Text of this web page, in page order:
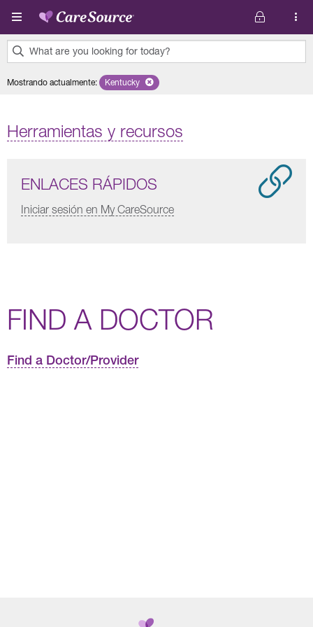
Pasar al contenido principal
What are you looking for today?
results
Mostrando actualmente: Remove selected state 'Kentucky'
Kentucky
Herramientas y recursos
ENLACES RÁPIDOS
Iniciar sesión en My CareSource
FIND A DOCTOR
Find a Doctor/Provider